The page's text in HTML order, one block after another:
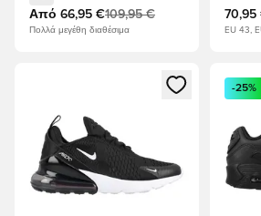
Από 66,95 €109,95 €
Πολλά μεγέθη διαθέσιμα
70,95
EU 43,
Ανοίγει ένα Modal για να
-25%